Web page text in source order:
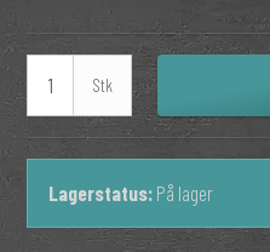
Stk
Lagerstatus: På lager